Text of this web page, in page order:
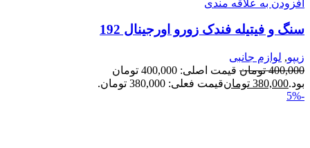
افزودن به علاقه مندی
سنگ و فیتیله فندک زورو اورجینال 192
زیپو, لوازم جانبی
400,000 تومان
قیمت اصلی: 400,000 تومان
بود.380,000 تومانقیمت فعلی: 380,000 تومان.
-5%